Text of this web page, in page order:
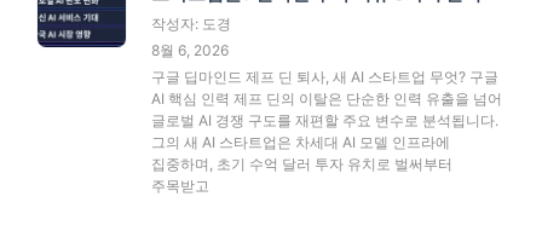
작성자: 도경
8월 6, 2026
구글 딥마인드 제프 딘 퇴사, 새 AI 스타트업 무엇? 구글
AI 핵심 인력 제프 딘의 이탈은 단순한 인력 유출을 넘어
글로벌 AI 경쟁 구도를 재편할 주요 변수로 분석됩니다.
그의 새 AI 스타트업은 차세대 AI 모델 인프라에
집중하며, 초기 수억 달러 투자 유치로 벌써부터
주목받고